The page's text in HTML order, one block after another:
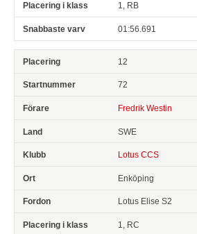
1, RB
01:56.691
12
72
Fredrik Westin
SWE
Lotus CCS
Enköping
Lotus Elise S2
1, RC